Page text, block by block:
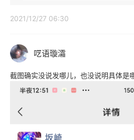
2021/12/27 06:30
呓语璇灀
截图确实没说发哪儿，也没说明具体是